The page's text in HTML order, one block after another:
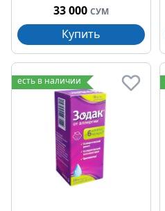
33 000 СУМ
Купить
есть в наличии